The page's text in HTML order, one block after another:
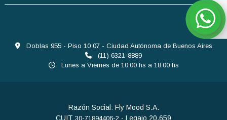
Doblas 955 - Piso 10 07 - Ciudad Autónoma de Buenos Aires
(11) 6321-8889
Lunes a Viernes de 10:00 hs a 18:00 hs
Razón Social: Fly Mood S.A.
CUIT 30-71894406-2 - Legajo 20.659